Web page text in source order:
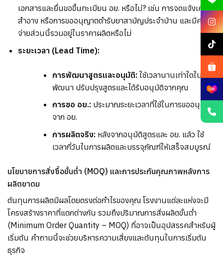
เอกสารและยื่นขอขึ้นทะเบียน อย. หรือไม่? เช่น การจดแจ้งเครื่อง
สำอาง หรือการขออนุญาตตำรับยาสามัญประจำบ้าน และมีค่าใช้
จ่ายส่วนนี้รวมอยู่ในราคาผลิตหรือไม่
ระยะเวลา (Lead Time):
การพัฒนาสูตรและอนุมัติ: ใช้เวลานานเท่าใดในการ
พัฒนา ปรับปรุงสูตรและได้รับอนุมัติจากคุณ
การขอ อย.: ประมาณระยะเวลาที่ใช้ในการขออนุญาต
จาก อย.
การผลิตจริง: หลังจากอนุมัติสูตรและ อย. แล้ว ใช้
เวลากี่วันในการผลิตและบรรจุภัณฑ์ให้เสร็จสมบูรณ์
นโยบายการสั่งซื้อขั้นต่ำ (MOQ) และการประกันคุณภาพหลังการ
ผลิตยาดม
ต้นทุนการผลิตมีผลโดยตรงต่อกำไรของคุณ โรงงานแต่ละแห่งจะมี
โครงสร้างราคาที่แตกต่างกัน รวมถึงปริมาณการสั่งผลิตขั้นต่ำ
(Minimum Order Quantity – MOQ) ที่อาจเป็นอุปสรรคสำหรับผู้
เริ่มต้น คำถามนี้จะช่วยบริหารความเสี่ยงและต้นทุนในการเริ่มต้น
ธุรกิจ